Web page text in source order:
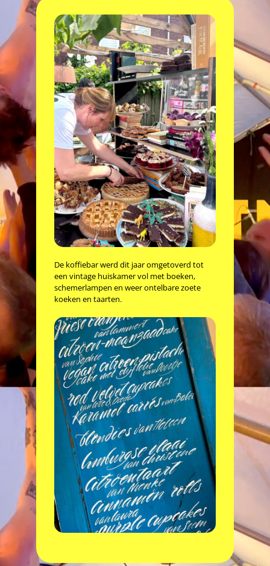
De koffiebar werd dit jaar omgetoverd tot
een vintage huiskamer vol met boeken,
schemerlampen en weer ontelbare zoete
koeken en taarten.